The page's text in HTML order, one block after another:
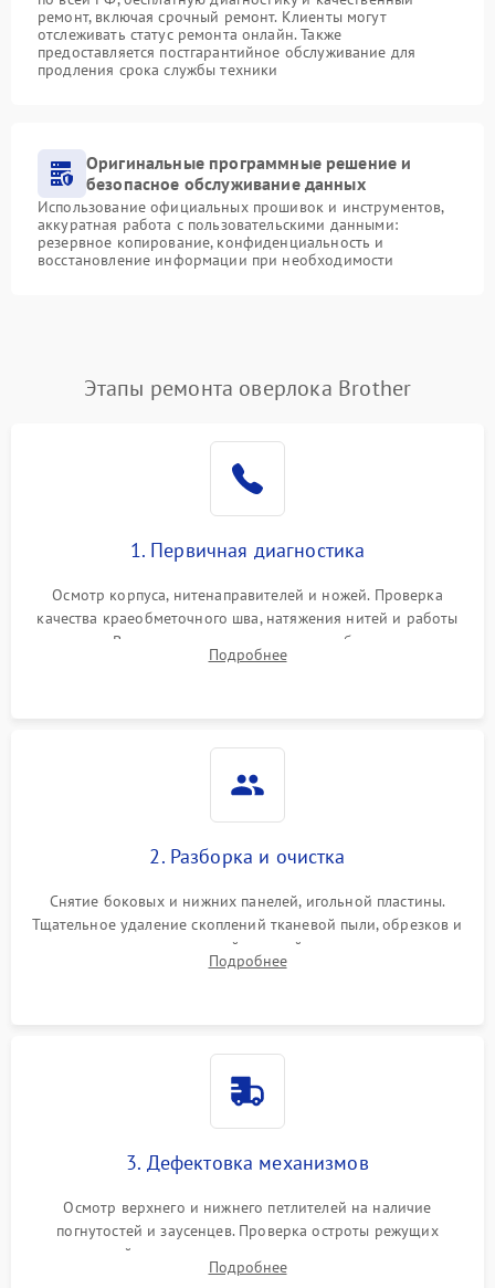
ремонт, включая срочный ремонт. Клиенты могут
отслеживать статус ремонта онлайн. Также
предоставляется постгарантийное обслуживание для
продления срока службы техники
Оригинальные программные решение и
безопасное обслуживание данных
Использование официальных прошивок и инструментов,
аккуратная работа с пользовательскими данными:
резервное копирование, конфиденциальность и
восстановление информации при необходимости
Этапы ремонта оверлока Brother
1. Первичная диагностика
Осмотр корпуса, нитенаправителей и ножей. Проверка
качества краеобметочного шва, натяжения нитей и работы
педали. Выявление пропусков стежков, обрывов нити,
заклинивания или тупого среза ткани на тестовом образце.
Подробнее
2. Разборка и очистка
Снятие боковых и нижних панелей, игольной пластины.
Тщательное удаление скоплений тканевой пыли, обрезков и
очесов из зоны петлителей и ножей с помощью жестких
кистей, пинцета и потока сжатого воздуха.
Подробнее
3. Дефектовка механизмов
Осмотр верхнего и нижнего петлителей на наличие
погнутостей и заусенцев. Проверка остроты режущих
кромок ножей, состояния приводного ремня, электромотора
и механизма дифференциальной подачи ткани.
Подробнее